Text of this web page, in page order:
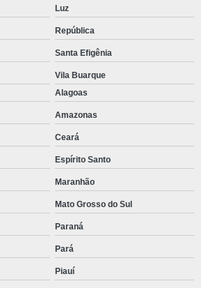
Luz
República
Santa Efigênia
Vila Buarque
Alagoas
Amazonas
Ceará
Espírito Santo
Maranhão
Mato Grosso do Sul
Paraná
Pará
Piauí